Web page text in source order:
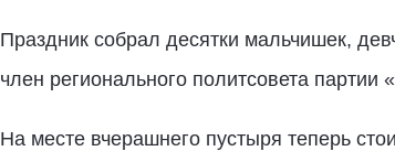
Праздник собрал десятки мальчишек,
член регионального политсовета
На месте вчерашнего пустыря теперь